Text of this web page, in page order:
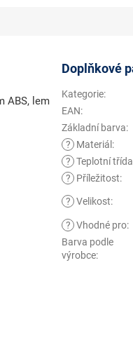
ABS, lem
Doplňkové
Kategorie:
EAN:
Základní barva:
?
Materiál :
? Teplotní třída
?
Příležitost:
? Velikost:
? Vhodné pro:
Barva podle
výrobce: